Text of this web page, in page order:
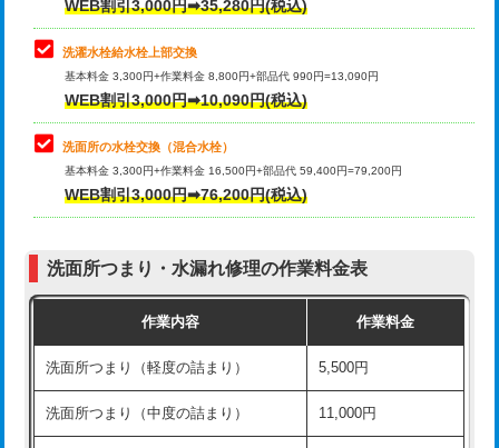
排水管工事（追加 排水管工事/3ｍ超
え）
マス交換（土の掘削・埋め戻し作業）
マス交換（深さ50㎝未満）
マス交換（深さ50㎝以上）
モルタル補修（厚さ10㎝まで） 27,500円
モルタル補修（厚さ10㎝超え） 38,500円
洗面台設置 38,500円
その他部品の脱着
交換・取付（タンク）
交換・取付(単水栓（壁付・デッキ
式）)
交換・取付(混合水栓（壁付・デッキ
式・ワンホール）)
16,500円+材料費
（P/S/ポップアップ））
交換・取付（その他部品） 11,000円+材料費
持込商品取付（単水栓） 13,200円
持込商品取付（混合水栓） 16,500円
持込商品取付（浄水器・分岐水栓） 16,500円
WEB割引3,000円➡35,280円(税込)
洗濯水栓給水栓上部交換
基本料金 3,300円+作業料金 8,800円+部品代 990円=13,090円
WEB割引3,000円➡10,090円(税込)
洗面所の水栓交換（混合水栓）
基本料金 3,300円+作業料金 16,500円+部品代 59,400円=79,200円
WEB割引3,000円➡76,200円(税込)
洗面所つまり・水漏れ修理の作業料金表
作業内容 作業料金
洗面所つまり（軽度の詰まり） 5,500円
洗面所つまり（中度の詰まり） 11,000円